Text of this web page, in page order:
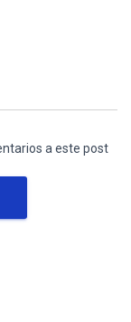
a este post